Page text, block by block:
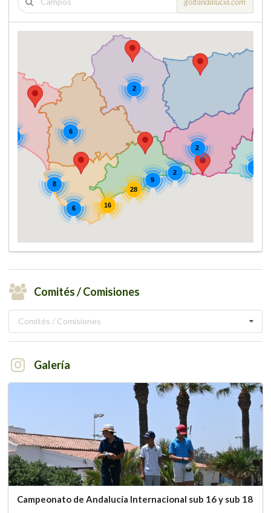
9
6
16
8
2
4
28
6
2
2
Comités / Comisiones
Comités / Comisiones
Galería
Campeonato de Andalucía Internacional sub 16 y sub 18